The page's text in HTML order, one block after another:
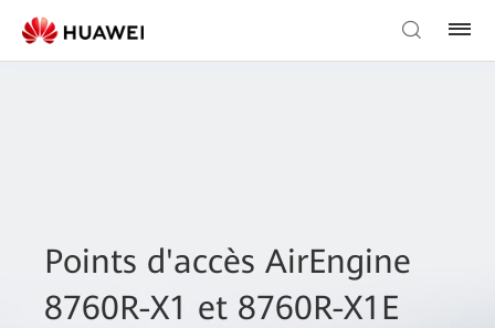
Points d'accès AirEngine
8760R-X1 et 8760R-X1E